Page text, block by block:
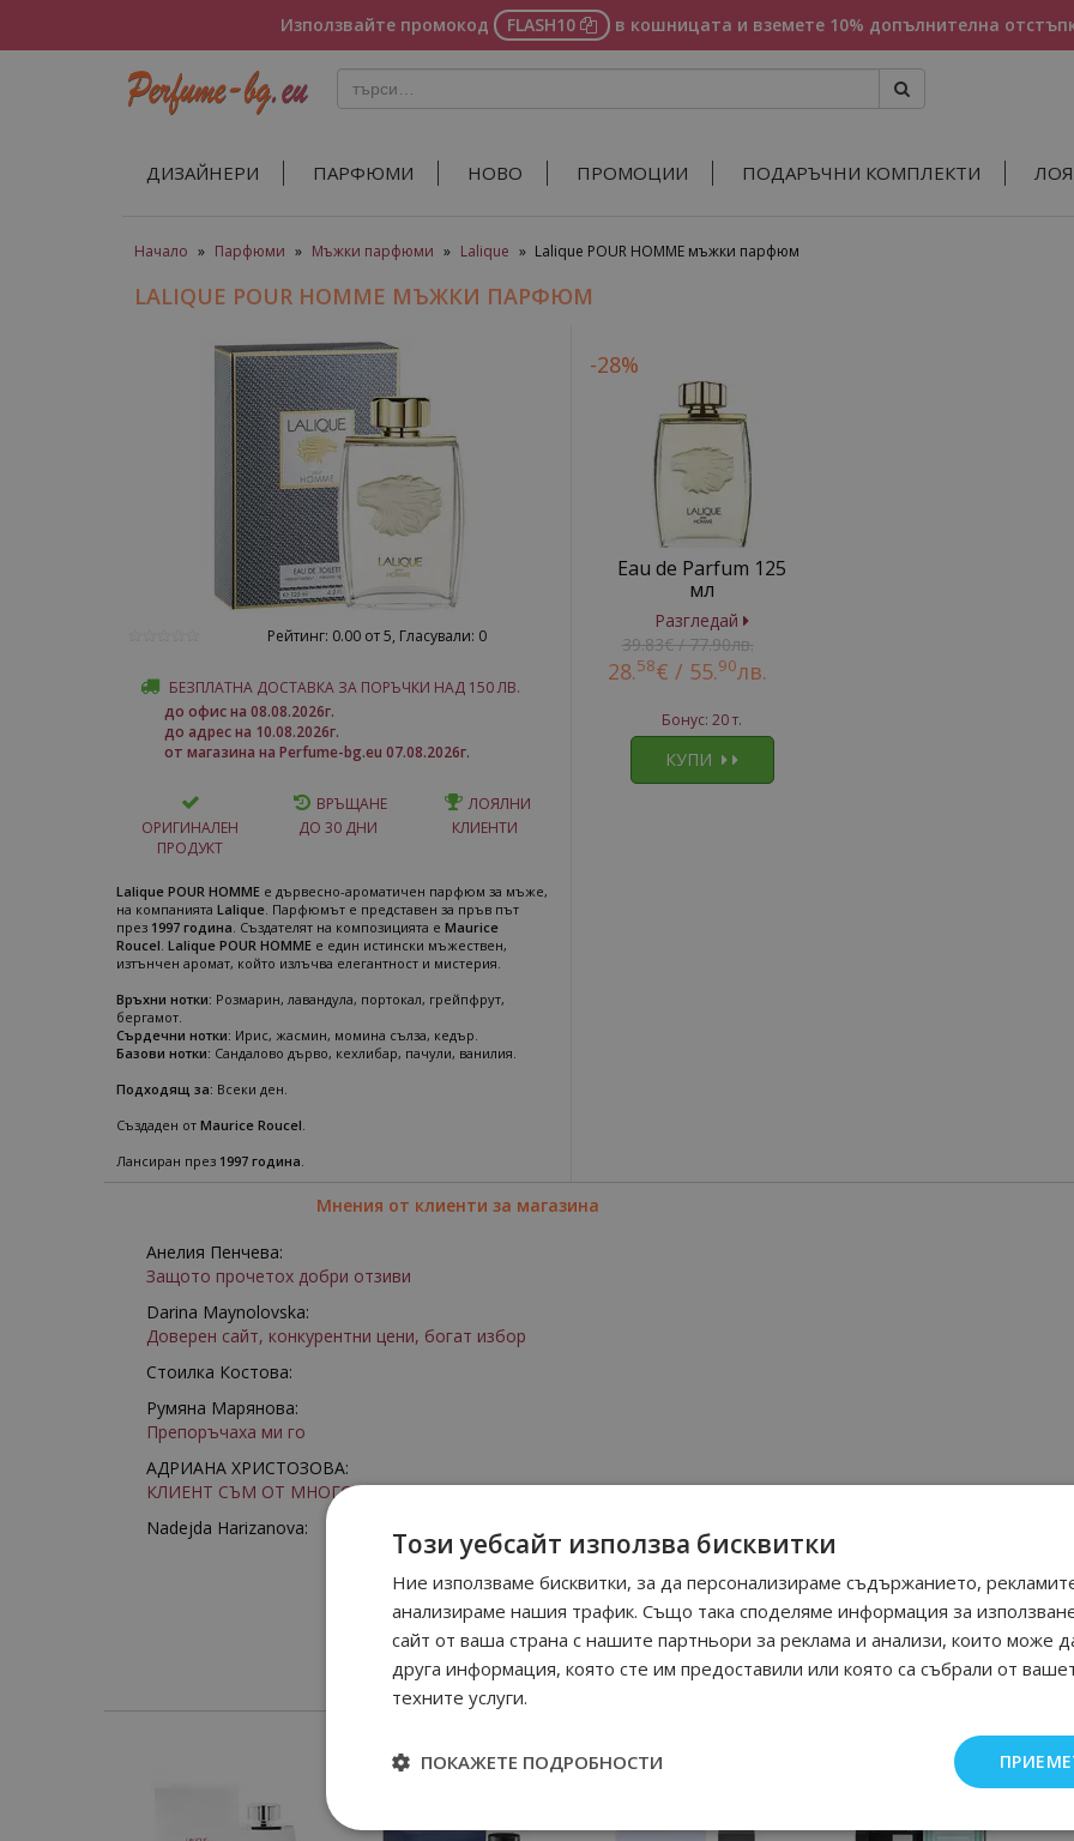
Използвайте промокод FLASH10 в кошницата и вземете 10% допълнителна
ДИЗАЙНЕРИ ПАРФЮМИ НОВО ПРОМОЦИИ ПОДАРЪЧНИ КОМПЛЕКТИ
Начало » Парфюми » Мъжки парфюми » Lalique » Lalique POUR HOMME мъжки парфюм
LALIQUE POUR HOMME МЪЖКИ ПАРФЮМ
Рейтинг: 0.00 от 5, Гласували: 0
БЕЗПЛАТНА ДОСТАВКА ЗА ПОРЪЧКИ НАД 150 ЛВ.
до офис на 08.08.2026г.
до адрес на 10.08.2026г.
от магазина на Perfume-bg.eu 07.08.2026г.
ОРИГИНАЛЕН
ПРОДУКТ
ВРЪЩАНЕ
ДО 30 ДНИ
ЛОЯЛНИ
КЛИЕНТИ
Lalique POUR HOMME е дървесно-ароматичен парфюм за мъже,
на компанията Lalique. Парфюмът е представен за пръв път
през 1997 година. Създателят на композицията е Maurice
Roucel. Lalique POUR HOMME е един истински мъжествен,
изтънчен аромат, който излъчва елегантност и мистерия.
Връхни нотки: Розмарин, лавандула, портокал, грейпфрут,
бергамот.
Сърдечни нотки: Ирис, жасмин, момина сълза, кедър.
Базови нотки: Сандалово дърво, кехлибар, пачули, ванилия.
Подходящ за: Всеки ден.
Създаден от Maurice Roucel.
Лансиран през 1997 година.
-28%
Eau de Parfum 125
мл
Разгледай
39.83€ / 77.90лв.
28.58€ / 55.90лв.
Бонус: 20 т.
КУПИ
Мнения от клиенти за магазина
Анелия Пенчева:
Защото прочетох добри отзиви
Darina Maynolovska:
Доверен сайт, конкурентни цени, богат избор
Стоилка Костова:
Румяна Марянова:
Препоръчаха ми го
АДРИАНА ХРИСТОЗОВА:
КЛИЕНТ СЪМ ОТ МНОГО ГОДИНИ
Nadejda Harizanova:
Този уебсайт използва бисквитки
Ние използваме бисквитки, за да персонализираме съдържанието,
анализираме нашия трафик. Също така споделяме информация за
сайт от ваша страна с нашите партньори за реклама и анализи, които може
друга информация, която сте им предоставили или която са събрали от
техните услуги.
ПОКАЖЕТЕ ПОДРОБНОСТИ